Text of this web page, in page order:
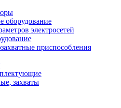
оборудование
электросетей
приспособления
захваты